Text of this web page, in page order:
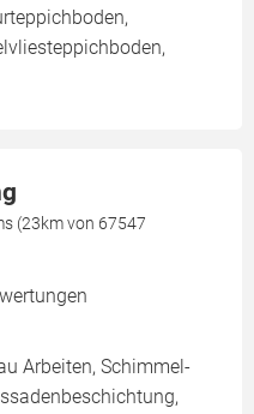
(23km von 67547
Arbeiten, Schimmel-